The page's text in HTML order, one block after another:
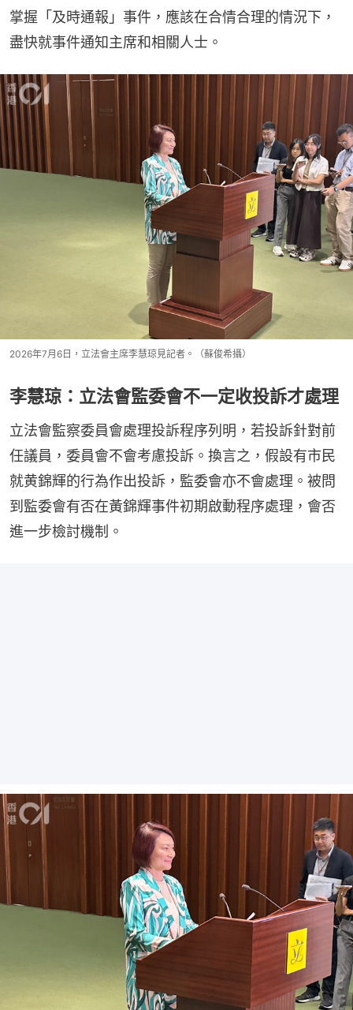
掌握「及時通報」事件，應該在合情合理的情況下，
盡快就事件通知主席和相關人士。
2026年7月6日，立法會主席李慧琼見記者。（蘇俊希攝）
李慧琼：立法會監委會不一定收投訴才處理
立法會監察委員會處理投訴程序列明，若投訴針對前
任議員，委員會不會考慮投訴。換言之，假設有市民
就黄錦輝的行為作出投訴，監委會亦不會處理。被問
到監委會有否在黃錦輝事件初期啟動程序處理，會否
進一步檢討機制。